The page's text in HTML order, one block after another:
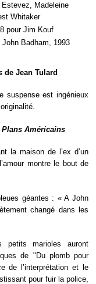
Madeleine
Whitaker
pour Jim Kouf
Badham, 1993
de Jean Tulard
suspense est ingénieux
Plans Américains
la maison de l’ex d’un
montre le bout de
géantes : « A John
changé dans les
petits marioles auront
de "Du plomb pour
de l’interprétation et le
pour fuir la police,